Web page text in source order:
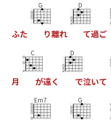
ふた
G
り離れ
D
て過ご
月
C
が遠く
D
で泣いて
Em7 G